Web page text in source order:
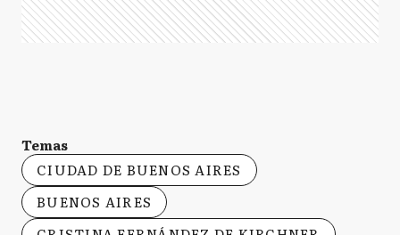
Temas
CIUDAD DE BUENOS AIRES
BUENOS AIRES